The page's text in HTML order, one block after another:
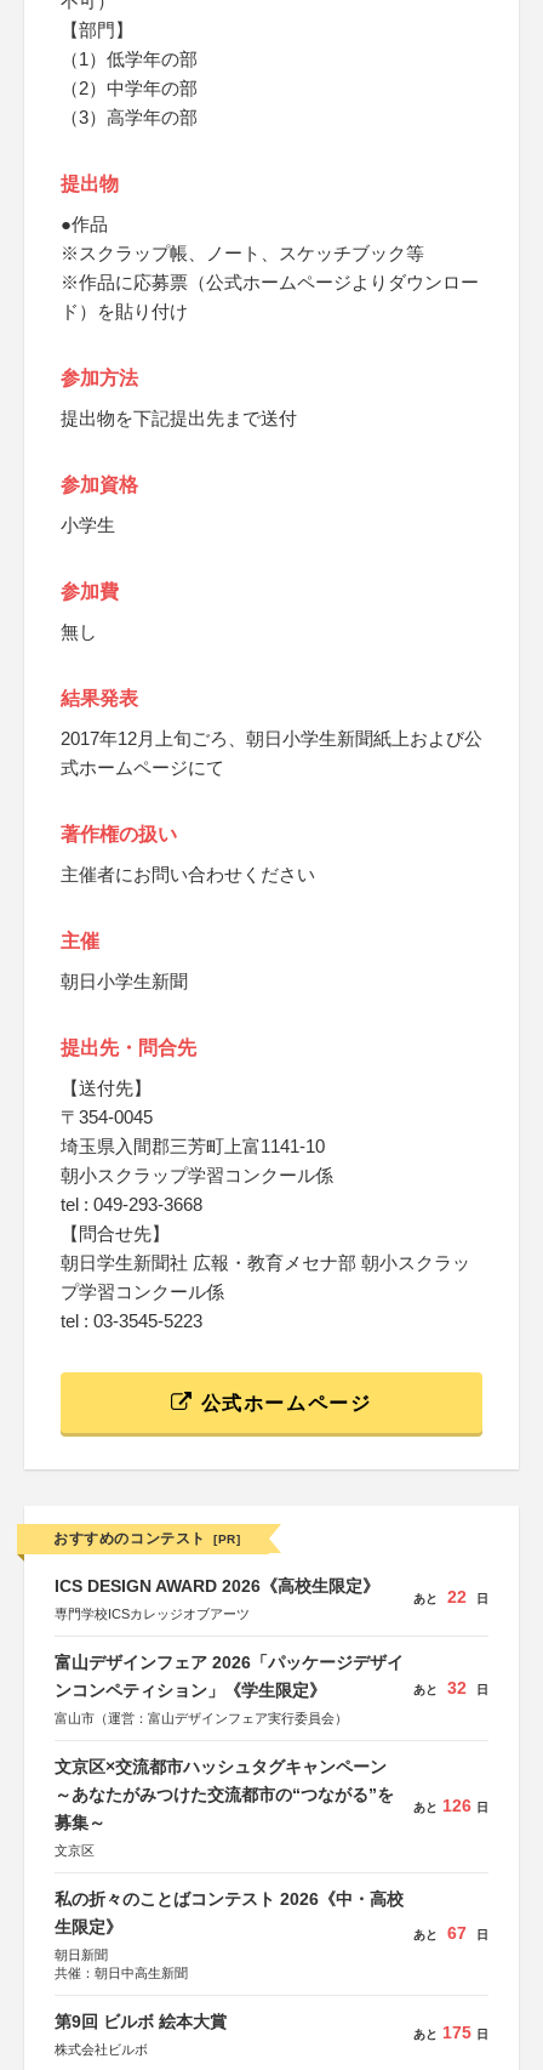
【部門】
（1）低学年の部
（2）中学年の部
（3）高学年の部
提出物
●作品
※スクラップ帳、ノート、スケッチブック等
※作品に応募票（公式ホームページよりダウンロー
ド）を貼り付け
参加方法
提出物を下記提出先まで送付
参加資格
小学生
参加費
無し
結果発表
2017年12月上旬ごろ、朝日小学生新聞紙上および公
式ホームページにて
著作権の扱い
主催者にお問い合わせください
主催
朝日小学生新聞
提出先・問合先
【送付先】
〒354-0045
埼玉県入間郡三芳町上富1141-10
朝小スクラップ学習コンクール係
tel : 049-293-3668
【問合せ先】
朝日学生新聞社 広報・教育メセナ部 朝小スクラッ
プ学習コンクール係
tel : 03-3545-5223
公式ホームページ
おすすめのコンテスト [PR]
ICS DESIGN AWARD 2026《高校生限定》
専門学校ICSカレッジオブアーツ
あと 22 日
富山デザインフェア 2026「パッケージデザイ
ンコンペティション」《学生限定》
富山市（運営：富山デザインフェア実行委員会）
あと 32 日
文京区×交流都市ハッシュタグキャンペーン
～あなたがみつけた交流都市の“つながる”を
募集～
文京区
あと 126 日
私の折々のことばコンテスト 2026《中・高校
生限定》
朝日新聞
共催：朝日中高生新聞
あと 67 日
第9回 ビルボ 絵本大賞
株式会社ビルボ
あと 175 日